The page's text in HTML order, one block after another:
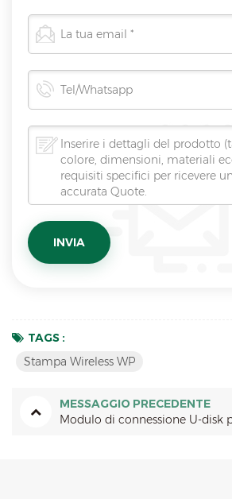
TAGS :
Stampa Wireless WP
MESSAGGIO PRECEDENTE
Modulo di connessione U-disk